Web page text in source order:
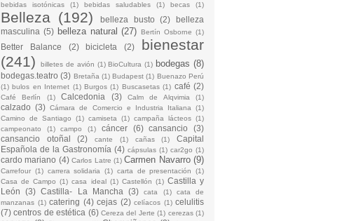
bebidas isotónicas (1) bebidas saludables (1) becas (1)
Belleza (192) belleza busto (2)
belleza
masculina (5) belleza natural (27) Bertín Osborne (1)
Better Balance (2) bicicleta (2)
bienestar
(241)
billetes de avión (1) BioCultura (1) bodegas (8)
bodegas.teatro (3) Bretaña (1) Budapest (1) Buenazo Perú
(1) bulos en Internet (1) Burgos (1) Buscasetas (1) café (2)
Café Berlín (1) Calcedonia (3) Calm de Alqvimia (1)
calzado (3) Cámara de Comercio e Industria Italiana (1)
Camino de Santiago
(1) camiseta (1) campaña lácteos (1)
campeonato
(1) campo (1) cáncer (6) cansancio
(3)
cansancio otoñal
(2) cante (1) cañas (1)
Capital
Española de la Gastronomía (4) cápsulas (1) car2go (1)
cardo mariano (4) Carlos Latre (1) Carmen Navarro (9)
Carrefour (1) carrera solidaria (1) carta de presentación
(1)
Casa de Campo (1) casa ideal (1) Castellón (1) Castilla y
León
(3) Castilla- La Mancha (3) cata (1)
cata de
manzanas (1) catering (4) cejas (2) celíacos (1) celulitis
(7) centros de estética (6) Cereza del Jerte (1) cerezas (1)